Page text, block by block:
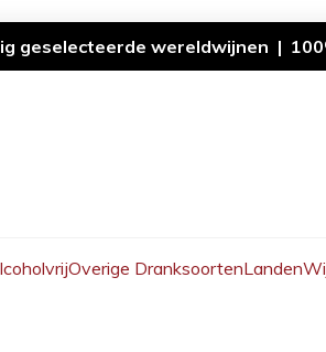
geselecteerde wereldwijnen |
Overige DranksoortenLanden